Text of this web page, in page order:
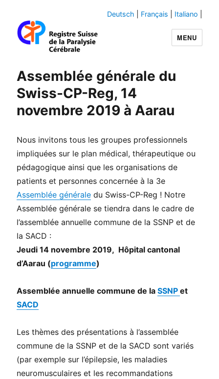
Deutsch Français Italiano
Swiss-CP-Reg
MENU
Assemblée générale du
Swiss-CP-Reg, 14
novembre 2019 à Aarau
Nous invitons tous les groupes professionnels
impliquées sur le plan médical, thérapeutique ou
pédagogique ainsi que les organisations de
patients et personnes concernée à la 3e
Assemblée générale du Swiss-CP-Reg ! Notre
Assemblée générale se tiendra dans le cadre de
l’assemblée annuelle commune de la SSNP et de
la SACD :
Jeudi 14 novembre 2019, Hôpital cantonal
d’Aarau (programme)
Assemblée annuelle commune de laSSNPet
SACD
Les thèmes des présentations à l’assemblée
commune de la SSNP et de la SACD sont variés
(par exemple sur l’épilepsie, les maladies
neuromusculaires et les recommandations